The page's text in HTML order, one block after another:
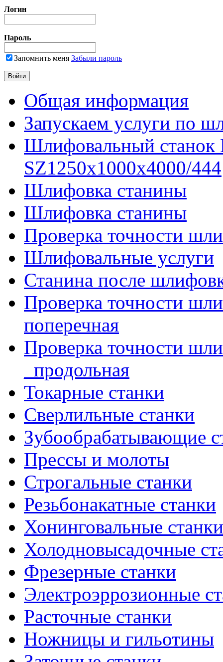
Логин
Пароль
Запомнить меня Забыли пароль
Общая информация
Запускаем услуги по
Шлифовальный
SZ1250x1000x4000/444
Шлифовка станины
Шлифовка станины
Проверка точности
Шлифовальные услуги
Станина после
Проверка точности
поперечная
Проверка точности
_продольная
Токарные станки
Сверлильные станки
Зубообрабатывающие
Прессы и молоты
Строгальные станки
Резьбонакатные станки
Хонинговальные станки
Холодновысадочные
Фрезерные станки
Электроэррозионные
Расточные станки
Ножницы и гильотины